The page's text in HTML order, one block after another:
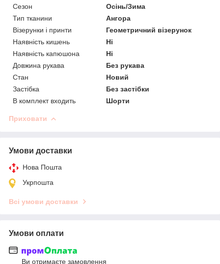
Сезон
Осінь/Зима
Тип тканини
Ангора
Візерунки і принти
Геометричний візерунок
Наявність кишень
Ні
Наявність капюшона
Ні
Довжина рукава
Без рукава
Стан
Новий
Застібка
Без застібки
В комплект входить
Шорти
Приховати
Умови доставки
Нова Пошта
Укрпошта
Всі умови доставки
Умови оплати
Ви отримаєте замовлення